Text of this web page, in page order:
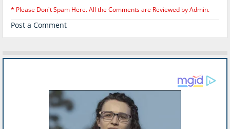
* Please Don't Spam Here. All the Comments are Reviewed by Admin.
Post a Comment